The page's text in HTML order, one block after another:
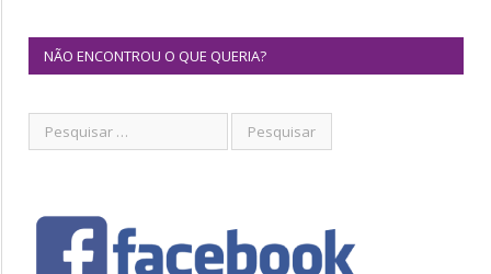
NÃO ENCONTROU O QUE QUERIA?